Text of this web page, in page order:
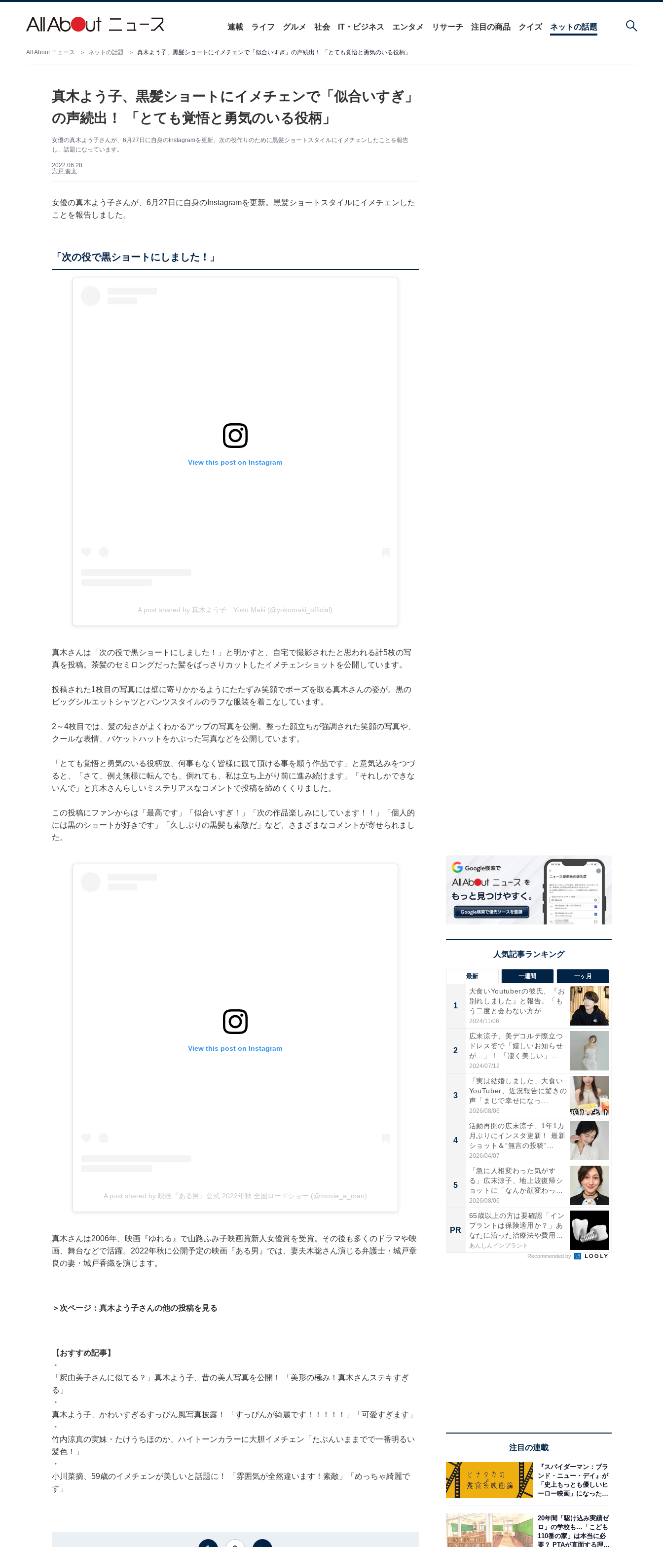
連載 ライフ グルメ 社会 IT・ビジネス エンタメ リサーチ 注目の商品 クイズ ネットの話題
All About ニュース ネットの話題 真木よう子、黒髪ショートにイメチェンで「似合いすぎ」の声続出！ 「とても覚悟と勇気のいる役柄」
真木よう子、黒髪ショートにイメチェンで「似合いすぎ」
の声続出！ 「とても覚悟と勇気のいる役柄」
女優の真木よう子さんが、6月27日に自身のInstagramを更新。次の役作りのために黒髪ショートスタイルにイメチェンしたことを報告
し、話題になっています。
2022.06.28
宍戸 奏太
女優の真木よう子さんが、6月27日に自身のInstagramを更新。黒髪ショートスタイルにイメチェンした
ことを報告しました。
「次の役で黒ショートにしました！」
View this post on Instagram
A post shared by 真木よう子 Yoko Maki (@yokomaki_official)
真木さんは「次の役で黒ショートにしました！」と明かすと、自宅で撮影されたと思われる計5枚の写
真を投稿。茶髪のセミロングだった髪をばっさりカットしたイメチェンショットを公開しています。
投稿された1枚目の写真には壁に寄りかかるようにたたずみ笑顔でポーズを取る真木さんの姿が。黒の
ビッグシルエットシャツとパンツスタイルのラフな服装を着こなしています。
2～4枚目では、髪の短さがよくわかるアップの写真を公開。整った顔立ちが強調された笑顔の写真や、
クールな表情、バケットハットをかぶった写真などを公開しています。
「とても覚悟と勇気のいる役柄故、何事もなく皆様に観て頂ける事を願う作品です」と意気込みをつづ
ると、「さて、例え無様に転んでも、倒れても、私は立ち上がり前に進み続けます」「それしかできな
いんで」と真木さんらしいミステリアスなコメントで投稿を締めくくりました。
この投稿にファンからは「最高です」「似合いすぎ！」「次の作品楽しみにしています！！」「個人的
には黒のショートが好きです」「久しぶりの黒髪も素敵だ」など、さまざまなコメントが寄せられまし
た。
View this post on Instagram
A post shared by 映画『ある男』公式 2022年秋 全国ロードショー (@movie_a_man)
真木さんは2006年、映画『ゆれる』で山路ふみ子映画賞新人女優賞を受賞。その後も多くのドラマや映
画、舞台などで活躍。2022年秋に公開予定の映画『ある男』では、妻夫木聡さん演じる弁護士・城戸章
良の妻・城戸香織を演じます。
＞次ページ：真木よう子さんの他の投稿を見る
【おすすめ記事】
・
「釈由美子さんに似てる？」真木よう子、昔の美人写真を公開！ 「美形の極み！真木さんステキすぎ
る」
・
真木よう子、かわいすぎるすっぴん風写真披露！ 「すっぴんが綺麗です！！！！！」「可愛すぎます」
・
竹内涼真の実妹・たけうちほのか、ハイトーンカラーに大胆イメチェン「たぶんいままでで一番明るい
髪色！」
・
小川菜摘、59歳のイメチェンが美しいと話題に！ 「雰囲気が全然違います！素敵」「めっちゃ綺麗で
す」
最新 一週間 一ヶ月
1
大食いYoutuberの彼氏、『お
別れしました』と報告。「も
う二度と会わない方が...
2024/11/06
2
広末涼子、美デコルテ際立つ
ドレス姿で「嬉しいお知らせ
が…」！ 「凄く美しい」
「透...
2024/07/12
3
「実は結婚しました」大食い
YouTuber、近況報告に驚きの
声「まじで幸せになっ...
2026/08/06
4
活動再開の広末涼子、1年1カ
月ぶりにインスタ更新！ 最新
ショット＆“無言の投稿”...
2026/04/07
5
「急に人相変わった気がす
る」広末涼子、地上波復帰シ
ョットに「なんか顔変わっ
た」の...
2026/08/06
PR
65歳以上の方は要確認「イン
プラントは保険適用か？」あ
なたに沿った治療法や費用
を...
あんしんインプラント
Recommended by
注目の連載
『スパイダーマン：ブラ
ンド・ニュー・デイ』が
「史上もっとも優しいヒ
ーロー映画」になった理
20年間「駆け込み実績ゼ
ロ」の学校も…「こども
110番の家」は本当に必
要？ PTAが直面する理想